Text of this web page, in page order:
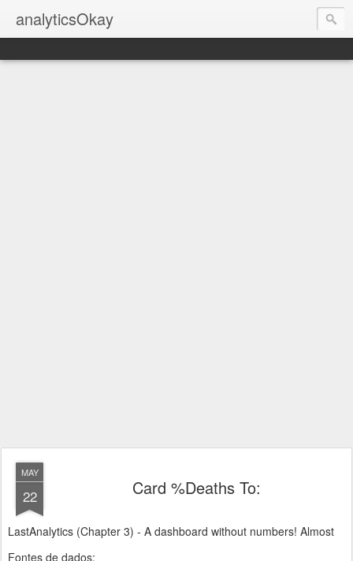
analyticsOkay
MAY
22 Card %Deaths To:
LastAnalytics (Chapter 3) - A dashboard without numbers! Almost
Fontes de dados: